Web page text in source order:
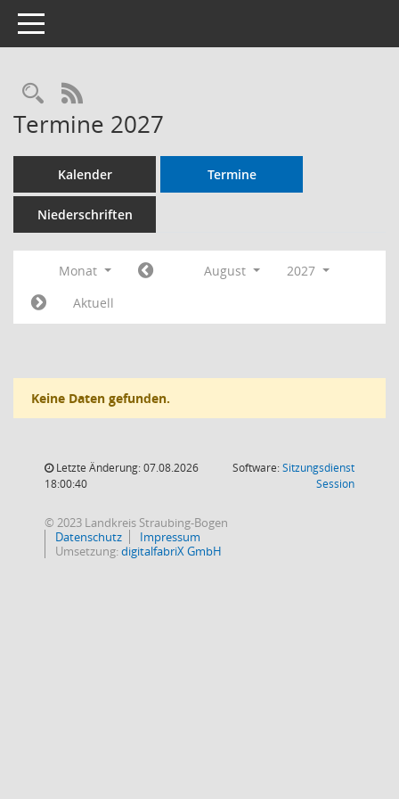
Toggle navigation
RSS-Feed
Termine 2027
Kalender Termine
Niederschriften
Monat August
2027
Aktuell
Keine Daten gefunden.
Letzte Änderung: 07.08.2026
18:00:40
Software:Sitzungsdienst
Session(Wird in
© 2023 Landkreis Straubing-Bogen
Datenschutz
Impressum
Umsetzung:digitalfabriX GmbH